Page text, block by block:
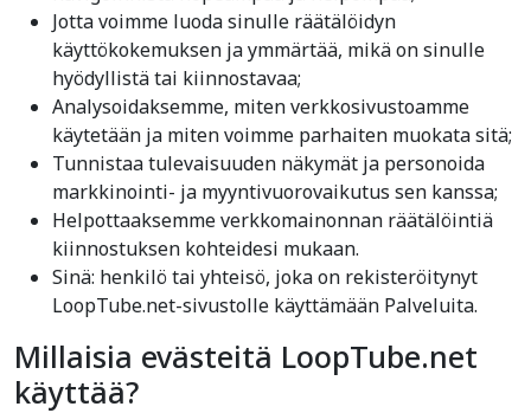
Jotta voimme luoda sinulle räätälöidyn
käyttökokemuksen ja ymmärtää, mikä on sinulle
hyödyllistä tai kiinnostavaa;
Analysoidaksemme, miten verkkosivustoamme
käytetään ja miten voimme parhaiten muokata sitä;
Tunnistaa tulevaisuuden näkymät ja personoida
markkinointi- ja myyntivuorovaikutus sen kanssa;
Helpottaaksemme verkkomainonnan räätälöintiä
kiinnostuksen kohteidesi mukaan.
Sinä: henkilö tai yhteisö, joka on rekisteröitynyt
LoopTube.net-sivustolle käyttämään Palveluita.
Millaisia evästeitä LoopTube.net
käyttää?